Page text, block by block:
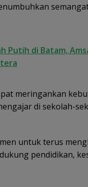
Putih di Batam,
meringankan
di sekolah-
untuk terus
pendidikan,